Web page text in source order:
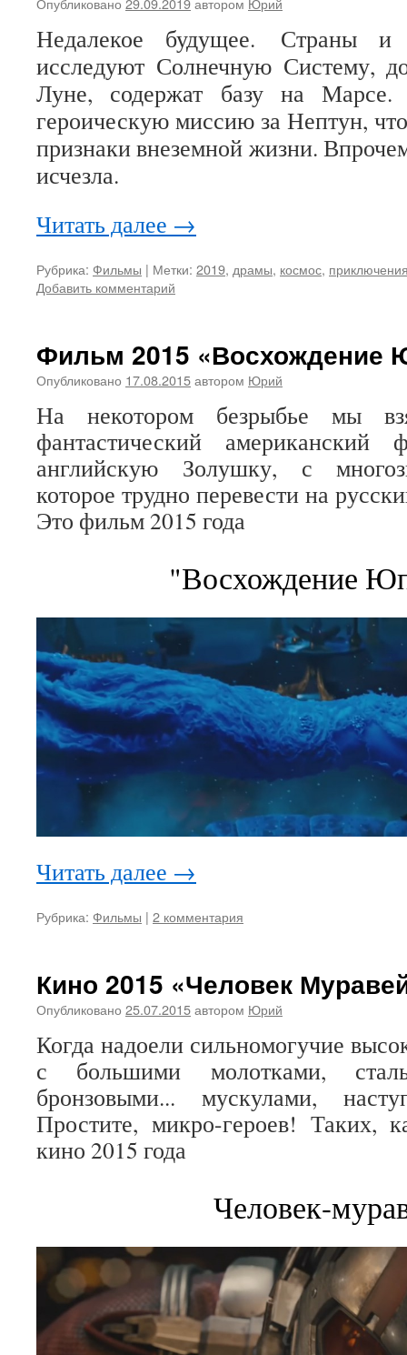
Недалекое будущее. Страны и
исследуют Солнечную Систему,
Луне, содержат базу на
героическую миссию за Нептун,
признаки внеземной жизни.
исчезла.
Читать далее →
Рубрика: Фильмы | Метки: 2019, драмы, космос,
Добавить комментарий
Фильм 2015 «Восхождение
Опубликовано 17.08.2015автором Юрий
На некотором безрыбье мы
фантастический
английскую Золушку, с
которое трудно перевести на
Это фильм 2015 года
"Восхождение
Читать далее →
Рубрика: Фильмы | 2 комментария
Кино 2015 «Человек
Опубликовано 25.07.2015автором Юрий
Когда надоели сильномогучие
с большими молотками,
бронзовыми... мускулами,
Простите, микро-героев! Таких,
кино 2015 года
Человек-